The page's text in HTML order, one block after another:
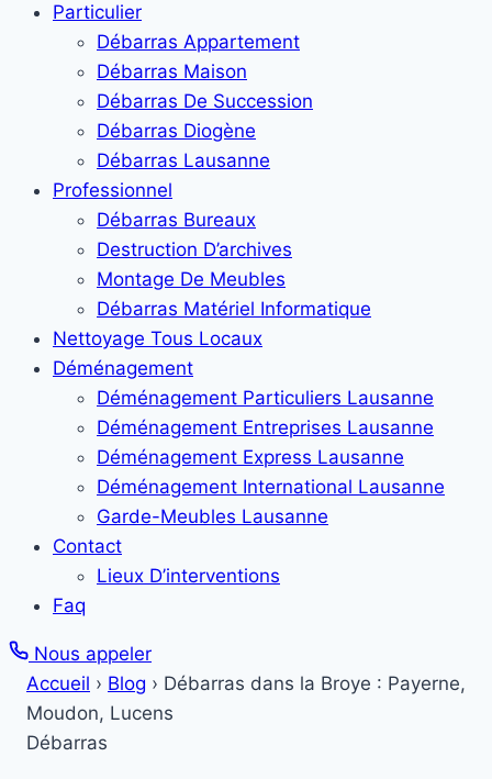
Particulier
Débarras Appartement
Débarras Maison
Débarras De Succession
Débarras Diogène
Débarras Lausanne
Professionnel
Débarras Bureaux
Destruction D’archives
Montage De Meubles
Débarras Matériel Informatique
Nettoyage Tous Locaux
Déménagement
Déménagement Particuliers Lausanne
Déménagement Entreprises Lausanne
Déménagement Express Lausanne
Déménagement International Lausanne
Garde-Meubles Lausanne
Contact
Lieux D’interventions
Faq
Nous appeler
Accueil › Blog › Débarras dans la Broye : Payerne,
Moudon, Lucens
Débarras